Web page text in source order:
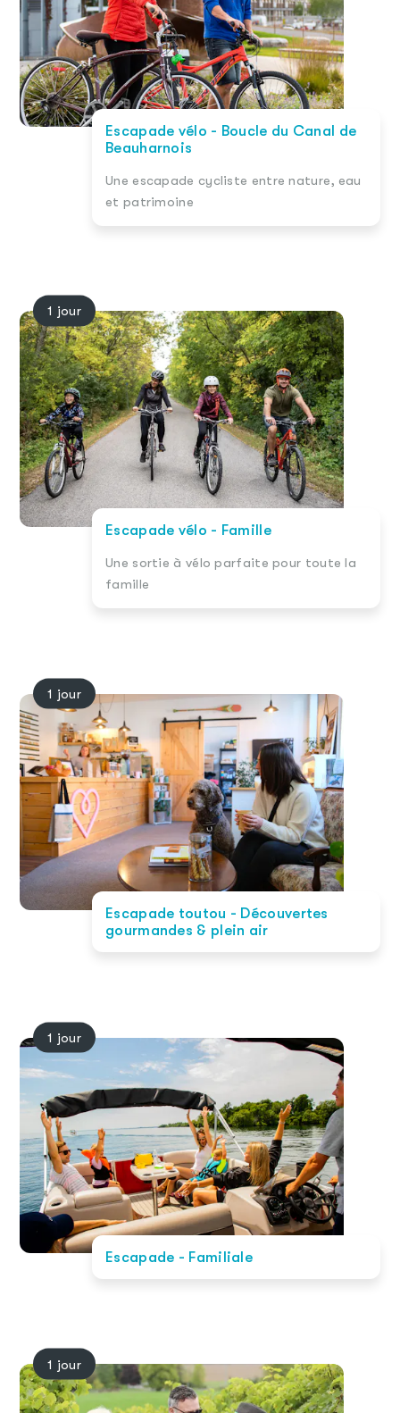
Escapade vélo - Boucle du Canal de
Beauharnois
Une escapade cycliste entre nature, eau
et patrimoine
1 jour
Escapade vélo - Famille
Une sortie à vélo parfaite pour toute la
famille
1 jour
Escapade toutou - Découvertes
gourmandes & plein air
1 jour
Escapade - Familiale
1 jour